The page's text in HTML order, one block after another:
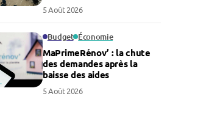
5 Août 2026
Budget Économie
MaPrimeRénov’ : la chute
des demandes après la
baisse des aides
5 Août 2026